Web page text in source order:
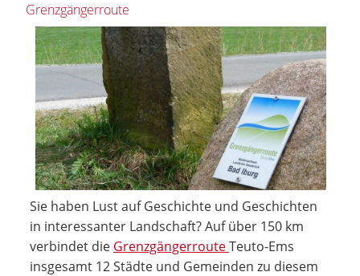
Grenzgängerroute
Sie haben Lust auf Geschichte und Geschichten
in interessanter Landschaft? Auf über 150 km
verbindet die GrenzgängerrouteTeuto-Ems
insgesamt 12 Städte und Gemeinden zu diesem